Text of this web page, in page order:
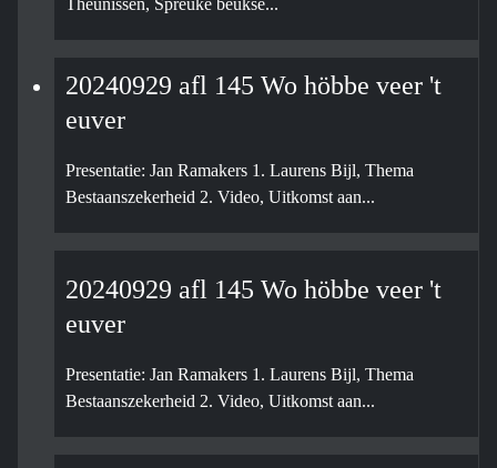
Theunissen, Spreuke beukse...
20240929 afl 145 Wo höbbe veer 't
euver
Presentatie: Jan Ramakers 1. Laurens Bijl, Thema
Bestaanszekerheid 2. Video, Uitkomst aan...
20240929 afl 145 Wo höbbe veer 't
euver
Presentatie: Jan Ramakers 1. Laurens Bijl, Thema
Bestaanszekerheid 2. Video, Uitkomst aan...